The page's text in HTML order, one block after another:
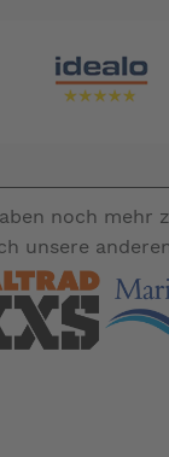
noch mehr
unsere